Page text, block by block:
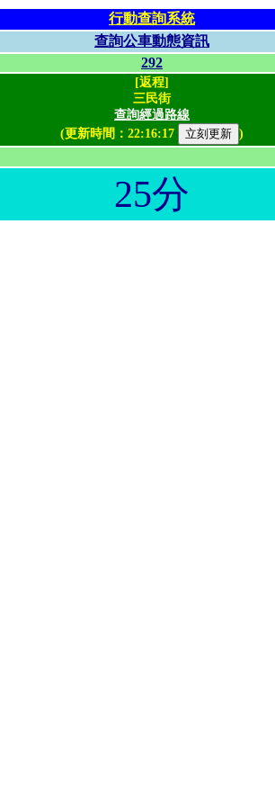
行動查詢系統
查詢公車動態資訊
292
[返程]
三民街
查詢經過路線
(更新時間： 22:16:17 )
25分